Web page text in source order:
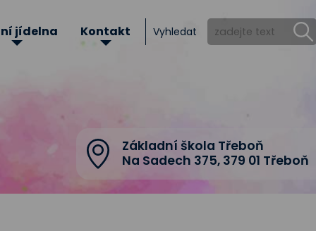
Základní škola Třeboň
Na Sadech 375,379 01 Třeboň
jídelna Kontakt Vyhledat